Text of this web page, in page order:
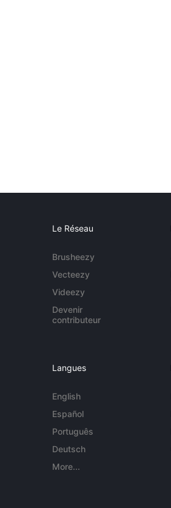
Le Réseau
Brusheezy
Vecteezy
Videezy
Devenir
contributeur
Langues
English
Español
Português
Deutsch
More...